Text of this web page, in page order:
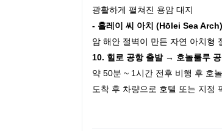
광활하게 펼쳐진 용암 대지
- 홀레이 씨 아치 (Hōlei Sea Arch)
암 해안 절벽이 만든 자연 아치형
10. 힐로 공항 출발 → 호놀룰루
약 50분 ~ 1시간 전후 비행 후 호
도착 후 차량으로 호텔 또는 지정